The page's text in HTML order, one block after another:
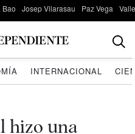
Bao Josep Vilarasau Paz Vega
INTERNACIONAL
hizo una